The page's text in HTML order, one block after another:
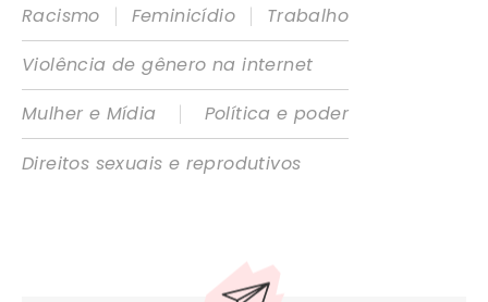
Racismo
| Feminicídio |
Trabalho
Violência de gênero na internet
Mulher e Mídia
|
Política e poder
Direitos sexuais e reprodutivos